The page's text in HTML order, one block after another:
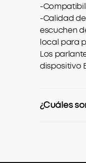
-
-Calidad
escuchen
local para
Los
dispositivo
¿Cuáles